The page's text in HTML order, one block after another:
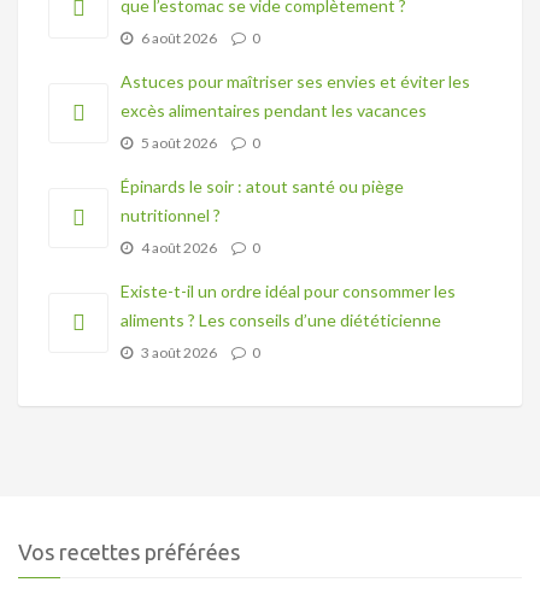
que l’estomac se vide complètement ?
6 août 2026 0
Astuces pour maîtriser ses envies et éviter les
excès alimentaires pendant les vacances
5 août 2026 0
Épinards le soir : atout santé ou piège
nutritionnel ?
4 août 2026 0
Existe-t-il un ordre idéal pour consommer les
aliments ? Les conseils d’une diététicienne
3 août 2026 0
Vos recettes préférées